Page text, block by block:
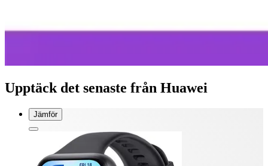
Upptäck det senaste från Huawei
Jämför